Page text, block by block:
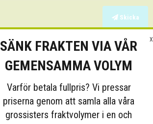
Skicka
X
SÄNK FRAKTEN VIA VÅR
GEMENSAMMA VOLYM
Varför betala fullpris? Vi pressar
priserna genom att samla alla våra
grossisters fraktvolymer i en och